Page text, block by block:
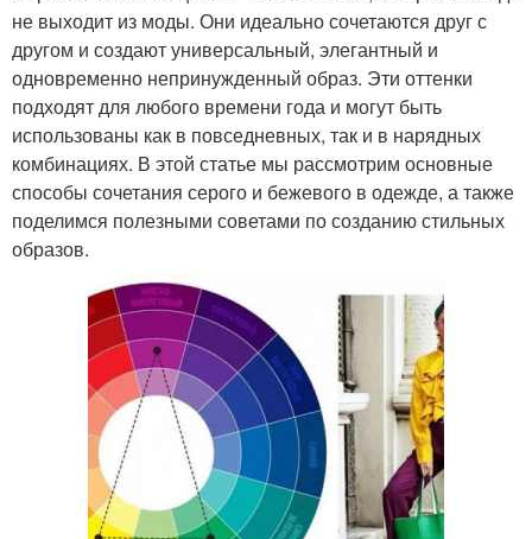
не выходит из моды. Они идеально сочетаются друг с
другом и создают универсальный, элегантный и
одновременно непринужденный образ. Эти оттенки
подходят для любого времени года и могут быть
использованы как в повседневных, так и в нарядных
комбинациях. В этой статье мы рассмотрим основные
способы сочетания серого и бежевого в одежде, а также
поделимся полезными советами по созданию стильных
образов.